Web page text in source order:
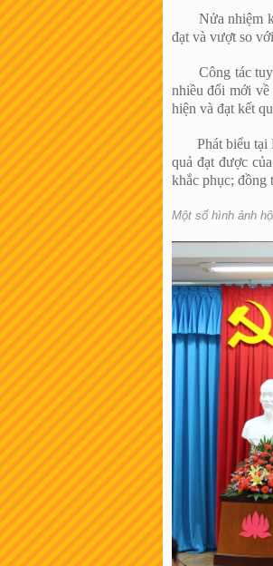
Nửa nhiệm kỳ
đạt và vượt so
Công tác
nhiều đổi mới
hiện và đạt kết
Phát biểu tại
quả đạt được
khắc phục; đồng
Một số hình ảnh